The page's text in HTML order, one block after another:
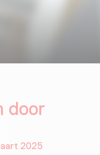
door
2025